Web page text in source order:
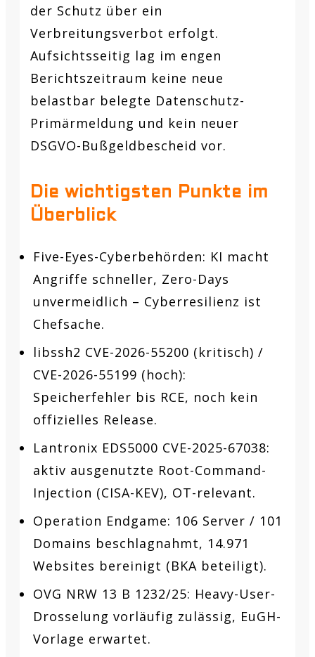
der Schutz über ein
Verbreitungsverbot erfolgt.
Aufsichtsseitig lag im engen
Berichtszeitraum keine neue
belastbar belegte Datenschutz-
Primärmeldung und kein neuer
DSGVO-Bußgeldbescheid vor.
Die wichtigsten Punkte im
Überblick
Five-Eyes-Cyberbehörden: KI macht
Angriffe schneller, Zero-Days
unvermeidlich – Cyberresilienz ist
Chefsache.
libssh2 CVE-2026-55200 (kritisch) /
CVE-2026-55199 (hoch):
Speicherfehler bis RCE, noch kein
offizielles Release.
Lantronix EDS5000 CVE-2025-67038:
aktiv ausgenutzte Root-Command-
Injection (CISA-KEV), OT-relevant.
Operation Endgame: 106 Server / 101
Domains beschlagnahmt, 14.971
Websites bereinigt (BKA beteiligt).
OVG NRW 13 B 1232/25: Heavy-User-
Drosselung vorläufig zulässig, EuGH-
Vorlage erwartet.